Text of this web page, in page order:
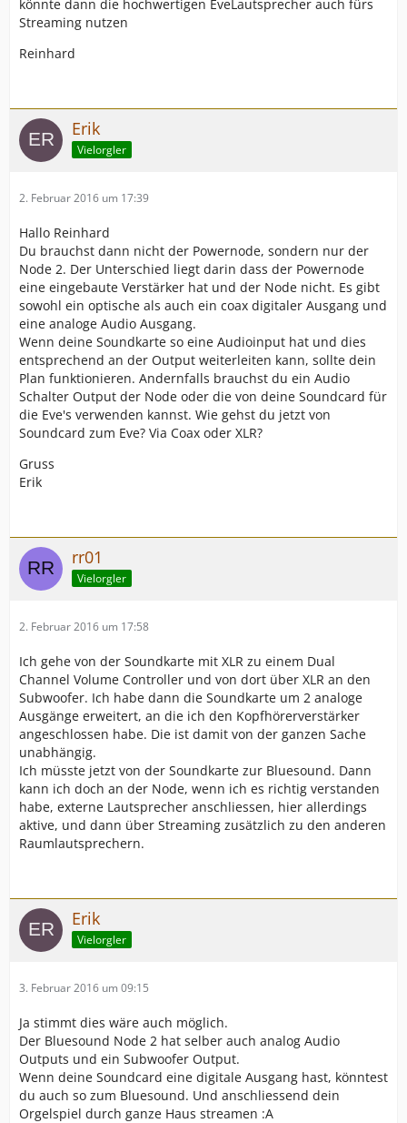
könnte dann die hochwertigen EveLautsprecher auch fürs
Streaming nutzen
Reinhard
Erik
Vielorgler
2. Februar 2016 um 17:39
Hallo Reinhard
Du brauchst dann nicht der Powernode, sondern nur der
Node 2. Der Unterschied liegt darin dass der Powernode
eine eingebaute Verstärker hat und der Node nicht. Es gibt
sowohl ein optische als auch ein coax digitaler Ausgang und
eine analoge Audio Ausgang.
Wenn deine Soundkarte so eine Audioinput hat und dies
entsprechend an der Output weiterleiten kann, sollte dein
Plan funktionieren. Andernfalls brauchst du ein Audio
Schalter Output der Node oder die von deine Soundcard für
die Eve's verwenden kannst. Wie gehst du jetzt von
Soundcard zum Eve? Via Coax oder XLR?
Gruss
Erik
rr01
Vielorgler
2. Februar 2016 um 17:58
Ich gehe von der Soundkarte mit XLR zu einem Dual
Channel Volume Controller und von dort über XLR an den
Subwoofer. Ich habe dann die Soundkarte um 2 analoge
Ausgänge erweitert, an die ich den Kopfhörerverstärker
angeschlossen habe. Die ist damit von der ganzen Sache
unabhängig.
Ich müsste jetzt von der Soundkarte zur Bluesound. Dann
kann ich doch an der Node, wenn ich es richtig verstanden
habe, externe Lautsprecher anschliessen, hier allerdings
aktive, und dann über Streaming zusätzlich zu den anderen
Raumlautsprechern.
Erik
Vielorgler
3. Februar 2016 um 09:15
Ja stimmt dies wäre auch möglich.
Der Bluesound Node 2 hat selber auch analog Audio
Outputs und ein Subwoofer Output.
Wenn deine Soundcard eine digitale Ausgang hast, könntest
du auch so zum Bluesound. Und anschliessend dein
Orgelspiel durch ganze Haus streamen :A